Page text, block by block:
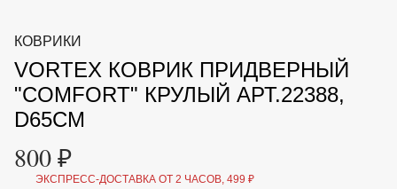
МАЛАЯ МЕХАНИЗАЦИЯ
ОТПУГИВАТЕЛИ ОТ ПТИЦ, НАСЕКОМЫХ И
ГРЫЗУНОВ
САДОВАЯ ОДЕЖДА И ОБУВЬ
САДОВЫЙ ИНСТРУМЕНТ
СЕМЕНА
ТОВАРЫ ДЛЯ БАНЬ И САУН
ТОВАРЫ ДЛЯ ПОЛИВА
УХОД
+7 (495) 197 87
87
КОВРИКИ
VORTEX КОВРИК ПРИДВЕРНЫЙ
"COMFORT" КРУЛЫЙ АРТ.22388,
D65СМ
800 ₽
ЭКСПРЕСС-ДОСТАВКА ОТ 2 ЧАСОВ, 499 ₽